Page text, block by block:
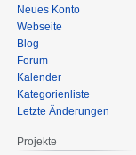
Neues Konto
Webseite
Blog
Forum
Kalender
Kategorienliste
Letzte Änderungen
Projekte